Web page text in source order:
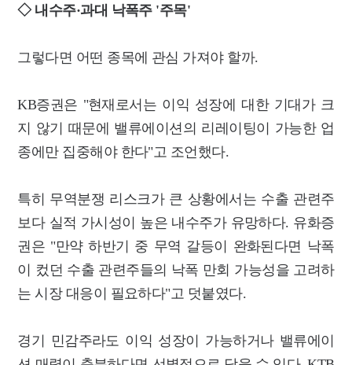
◇ 내수주·과대 낙폭주 '주목'
그렇다면 어떤 종목에 관심 가져야 할까.
KB증권은 "현재로서는 이익 성장에 대한 기대가 크
지 않기 때문에 밸류에이션의 리레이팅이 가능한 업
종에만 집중해야 한다"고 조언했다.
특히 무역분쟁 리스크가 큰 상황에서는 수출 관련주
보다 실적 가시성이 높은 내수주가 유망하다. 유화증
권은 "만약 하반기 중 무역 갈등이 완화된다면 낙폭
이 컸던 수출 관련주들의 낙폭 만회 가능성을 고려하
는 시장 대응이 필요하다"고 덧붙였다.
경기 민감주라도 이익 성장이 가능하거나 밸류에이